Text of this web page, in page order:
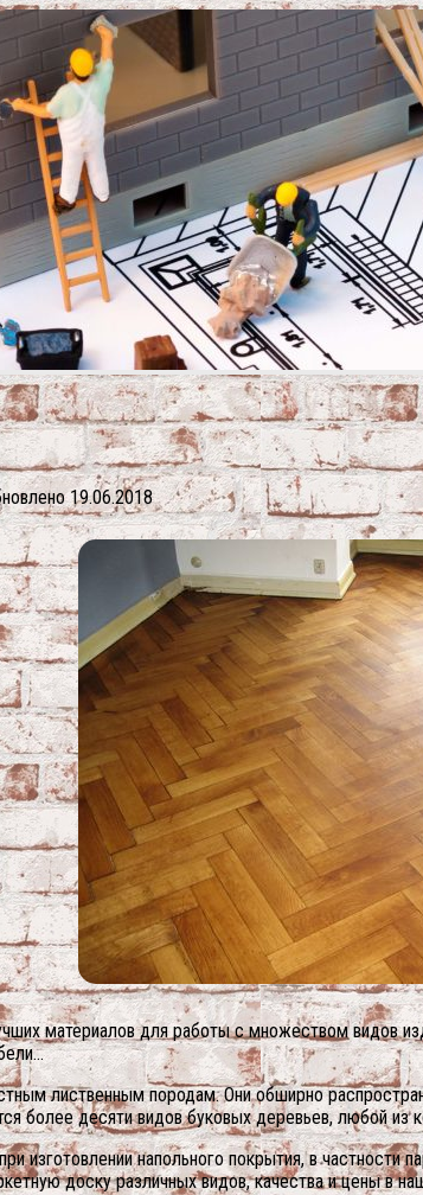
19.06.2018
материалов для работы с множеством видов
лиственным породам. Они обширно
более десяти видов буковых деревьев, любой
изготовлении напольного покрытия, в
доску различных видов, качества и цены в